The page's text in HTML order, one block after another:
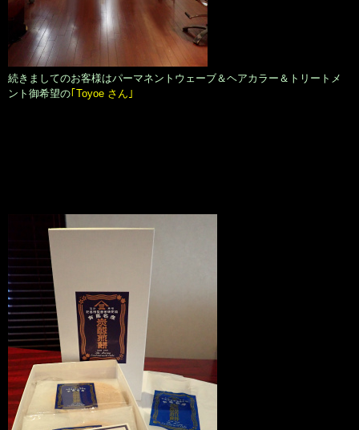
続きましてのお客様はパーマネントウェーブ＆ヘアカラー＆トリートメ
ント御希望の｢Toyoe さん｣